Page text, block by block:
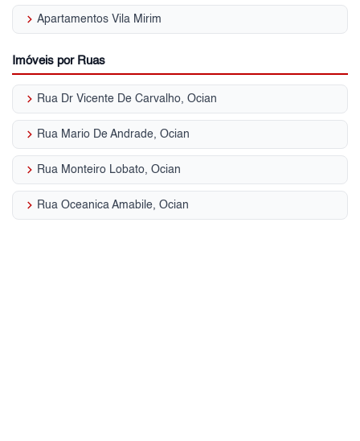
keyboard_arrow_right Apartamentos Vila Mirim
Imóveis por Ruas
keyboard_arrow_right Rua Dr Vicente De Carvalho, Ocian
keyboard_arrow_right Rua Mario De Andrade, Ocian
keyboard_arrow_right Rua Monteiro Lobato, Ocian
keyboard_arrow_right Rua Oceanica Amabile, Ocian